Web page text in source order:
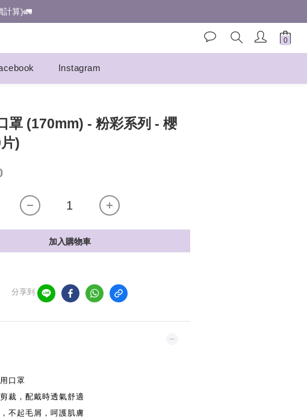
計算)🚛
Instagram
罩 (170mm) - 粉彩系列 - 櫻
)
加入購物車
分享到
口罩
裁，配戴時透氣舒適
不起毛屑，呵護肌膚